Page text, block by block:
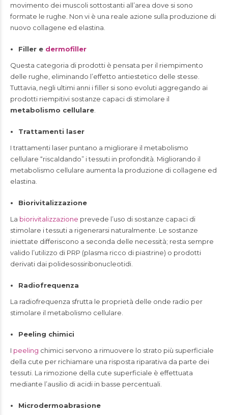
movimento dei muscoli sottostanti all’area dove si sono
formate le rughe. Non vi è una reale azione sulla produzione di
nuovo collagene ed elastina.
Filler e dermofiller
Questa categoria di prodotti è pensata per il riempimento
delle rughe, eliminando l’effetto antiestetico delle stesse.
Tuttavia, negli ultimi anni i filler si sono evoluti aggregando ai
prodotti riempitivi sostanze capaci di stimolare il
metabolismo cellulare
Trattamenti laser
I trattamenti laser puntano a migliorare il metabolismo
cellulare “riscaldando” i tessuti in profondità. Migliorando il
metabolismo cellulare aumenta la produzione di collagene ed
elastina.
Biorivitalizzazione
La biorivitalizzazione prevede l’uso di sostanze capaci di
stimolare i tessuti a rigenerarsi naturalmente. Le sostanze
iniettate differiscono a seconda delle necessità; resta sempre
valido l’utilizzo di PRP (plasma ricco di piastrine) o prodotti
derivati dai polidesossiribonucleotidi.
Radiofrequenza
La radiofrequenza sfrutta le proprietà delle onde radio per
stimolare il metabolismo cellulare.
Peeling chimici
I peeling chimici servono a rimuovere lo strato più superficiale
della cute per richiamare una risposta riparativa da parte dei
tessuti. La rimozione della cute superficiale è effettuata
mediante l’ausilio di acidi in basse percentuali.
Microdermoabrasione